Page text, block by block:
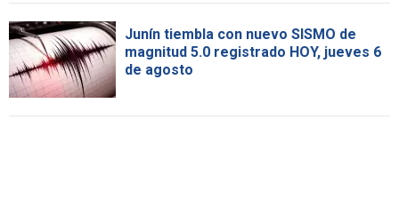
Junín tiembla con nuevo SISMO de
magnitud 5.0 registrado HOY, jueves 6
de agosto